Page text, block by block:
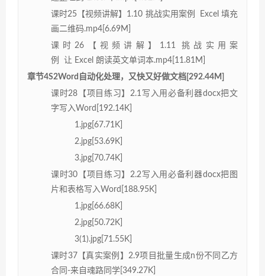
课时25【视频讲解】1.10 挑战实用案例 Excel 填充
画二维码.mp4[6.69M]
课时26【视频讲解】1.11 挑战实用案
例 让 Excel 朗读英文单词本.mp4[11.81M]
章节4S2Word自动化处理，又快又好做文档[292.44M]
课时28【项目练习】2.1写入用必备利器docx把文
字写入Word[192.14K]
1.jpg[67.71K]
2.jpg[53.69K]
3.jpg[70.74K]
课时30【项目练习】2.2写入用必备利器docx把图
片和表格写入Word[188.95K]
1.jpg[66.68K]
2.jpg[50.72K]
3(1).jpg[71.55K]
课时37【真实案例】2.9项目批量生成n份不同乙方
合同-来自魂路同学[349.27K]